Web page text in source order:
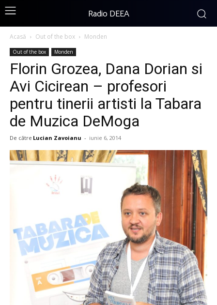
Radio DEEA
Acasă Out of the box Monden
Out of the box Monden
Florin Grozea, Dana Dorian si
Avi Cicirean – profesori
pentru tinerii artisti la Tabara
de Muzica DeMoga
De către Lucian Zavoianu - iunie 6, 2014